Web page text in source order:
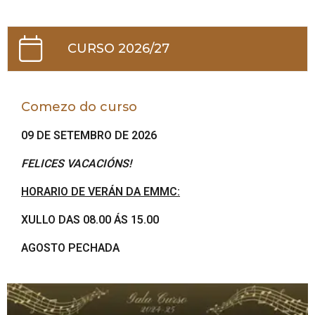
CURSO 2026/27
Comezo do curso
09 DE SETEMBRO DE 2026
FELICES VACACIÓNS!
HORARIO DE VERÁN DA EMMC:
XULLO DAS 08.00 ÁS 15.00
AGOSTO PECHADA